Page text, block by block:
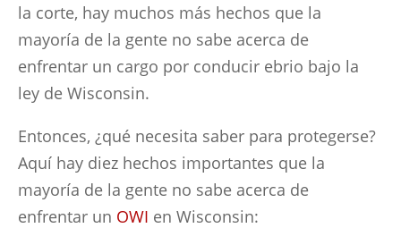
la corte, hay muchos más hechos que la
mayoría de la gente no sabe acerca de
enfrentar un cargo por conducir ebrio bajo la
ley de Wisconsin.
Entonces, ¿qué necesita saber para protegerse?
Aquí hay diez hechos importantes que la
mayoría de la gente no sabe acerca de
enfrentar un OWI en Wisconsin: